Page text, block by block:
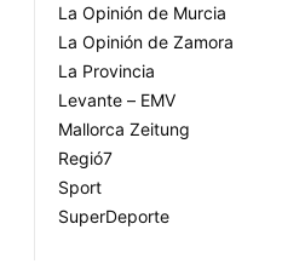
La Opinión de Murcia
La Opinión de Zamora
La Provincia
Levante – EMV
Mallorca Zeitung
Regió7
Sport
SuperDeporte